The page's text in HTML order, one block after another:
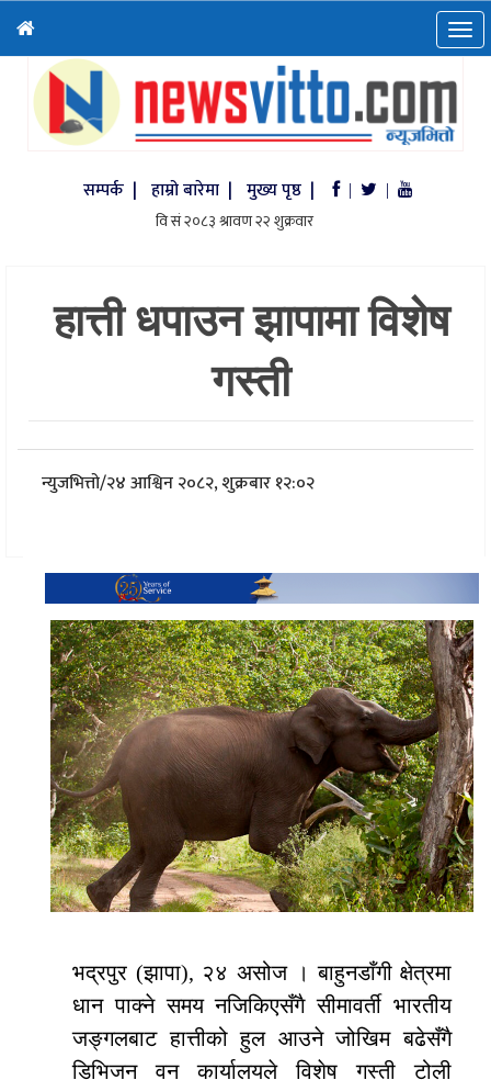
सम्पर्क | हाम्रो बारेमा | मुख्य पृष्ठ | | |
हात्ती धपाउन झापामा विशेष
गस्ती
न्युजभित्तो/२४ आश्विन २०८२, शुक्रबार १२:०२
भद्रपुर (झापा), २४ असोज । बाहुनडाँगी क्षेत्रमा
धान पाक्ने समय नजिकिएसँगै सीमावर्ती भारतीय
जङ्गलबाट हात्तीको हुल आउने जोखिम बढेसँगै
डिभिजन वन कार्यालयले विशेष गस्ती टोली